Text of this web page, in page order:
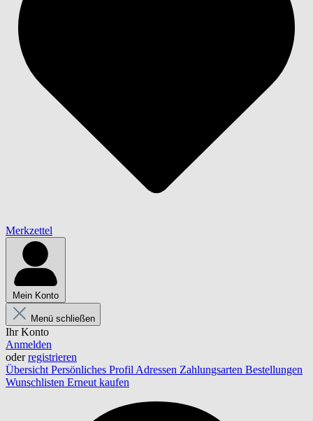
Merkzettel
Mein Konto
Menü schließen
Ihr Konto
Anmelden
oderregistrieren
Übersicht Persönliches Profil Adressen Zahlungsarten Bestellungen
Wunschlisten Erneut kaufen